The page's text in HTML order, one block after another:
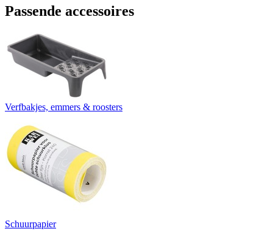
Passende accessoires
Verfbakjes, emmers & roosters
Schuurpapier